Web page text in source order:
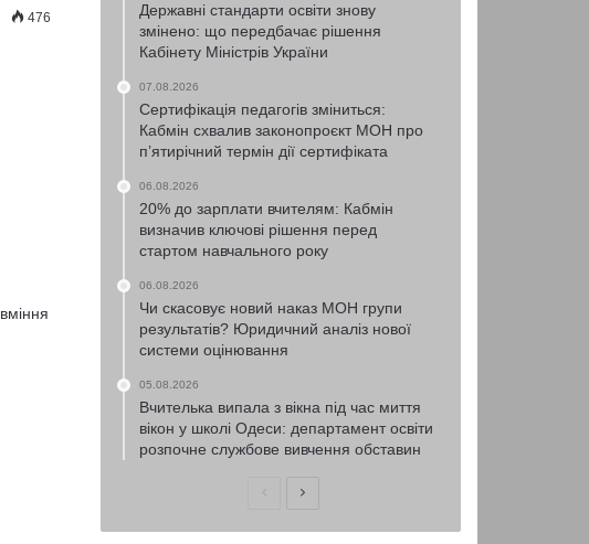
476
вміння
Державні стандарти освіти знову
змінено: що передбачає рішення
Кабінету Міністрів України
07.08.2026
Сертифікація педагогів зміниться:
Кабмін схвалив законопроєкт МОН про
п’ятирічний термін дії сертифіката
06.08.2026
20% до зарплати вчителям: Кабмін
визначив ключові рішення перед
стартом навчального року
06.08.2026
Чи скасовує новий наказ МОН групи
результатів? Юридичний аналіз нової
системи оцінювання
05.08.2026
Вчителька випала з вікна під час миття
вікон у школі Одеси: департамент освіти
розпочне службове вивчення обставин
ПопередняНаступна